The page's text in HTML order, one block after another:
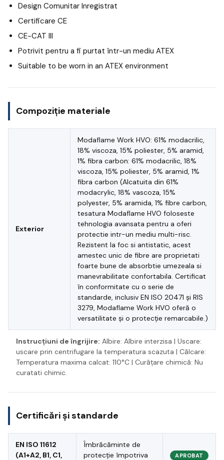
Design Comunitar Inregistrat
Certificare CE
CE-CAT III
Potrivit pentru a fi purtat într-un mediu ATEX
Suitable to be worn in an ATEX environment
Compoziție materiale
Exterior
Modaflame Work HVO: 61% modacrilic,
18% viscoza, 15% poliester, 5% aramid,
1% fibra carbon: 61% modacrilic, 18%
viscoza, 15% poliester, 5% aramid, 1%
fibra carbon (Alcatuita din 61%
modacrylic, 18% vascoza, 15%
polyester, 5% aramida, 1% fibre carbon,
tesatura Modaflame HVO foloseste
tehnologia avansata pentru a oferi
protectie intr-un mediu multi-risc.
Rezistent la foc si antistatic, acest
amestec unic de fibre are proprietati
foarte bune de absorbtie umezeala si
manevrabilitate confortabila. Certificat
în conformitate cu o serie de
standarde, inclusiv EN ISO 20471 și RIS
3279, Modaflame Work HVO oferă o
versatilitate și o protecție remarcabile.)
Instrucțiuni de îngrijire: Albire: Albire interzisa | Uscare:
uscare prin centrifugare la temperatura scazuta | Călcare:
Temperatura maxima calcat: 110°C | Curățare chimică: Nu
curatati chimic.
Certificări și standarde
EN ISO 11612
(A1+A2, B1, C1,
Îmbrăcăminte de
protecție împotriva
APROBAT